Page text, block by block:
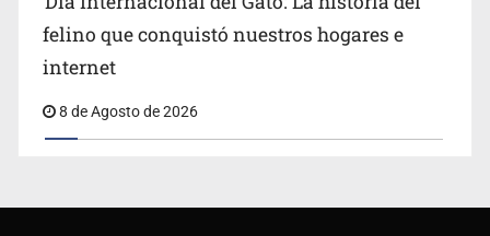
felino que conquistó nuestros hogares e
internet
8 de Agosto de 2026